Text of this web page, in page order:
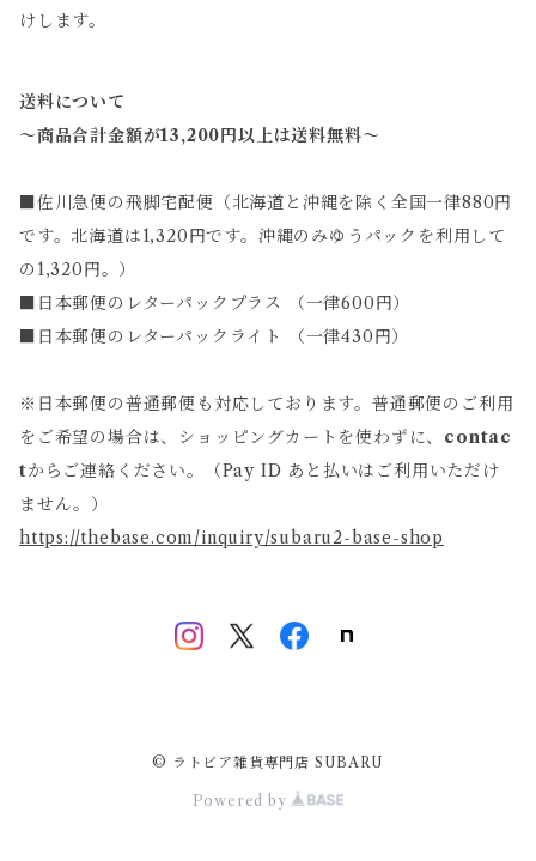
けします。
送料について
～商品合計金額が13,200円以上は送料無料～
■佐川急便の飛脚宅配便（北海道と沖縄を除く全国一律880円
です。北海道は1,320円です。沖縄のみゆうパックを利用して
の1,320円。）
■日本郵便のレターパックプラス （一律600円）
■日本郵便のレターパックライト （一律430円）
※日本郵便の普通郵便も対応しております。普通郵便のご利用
をご希望の場合は、ショッピングカートを使わずに、 contac
tからご連絡ください。（Pay ID あと払いはご利用いただけ
ません。）
https://thebase.com/inquiry/subaru2-base-shop
© ラトビア雑貨専門店 SUBARU
Powered by